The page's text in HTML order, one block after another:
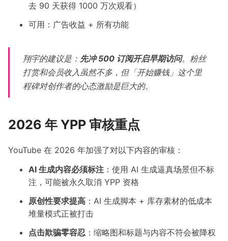
去 90 天获得 1000 万次观看）
可用：广告收益 + 所有功能
翔宇的建议是： 先冲 500 订阅开启早期访问。粉丝
打赏和会员收入虽然不多，但「开始赚钱」这个里
程碑对创作者的心态激励是巨大的。
2026 年 YPP 审核重点
YouTube 在 2026 年加强了对以下内容的审核：
AI 生成内容必须标注 ：使用 AI 生成逼真场景但不标
注，可能被永久取消 YPP 资格
原创性要求提高 ：AI 生成脚本 + 库存素材的低成本
堆量模式正被打击
点击欺骗零容忍 ：缩略图和标题与内容不符会被降权